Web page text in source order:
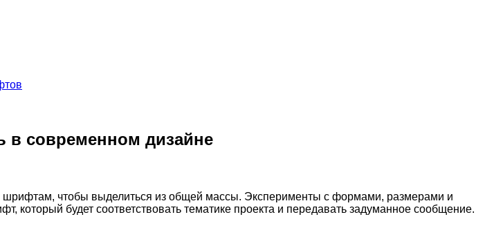
в современном дизайне
чтобы выделиться из общей массы. Эксперименты с формами, размерами и
будет соответствовать тематике проекта и передавать задуманное сообщение.